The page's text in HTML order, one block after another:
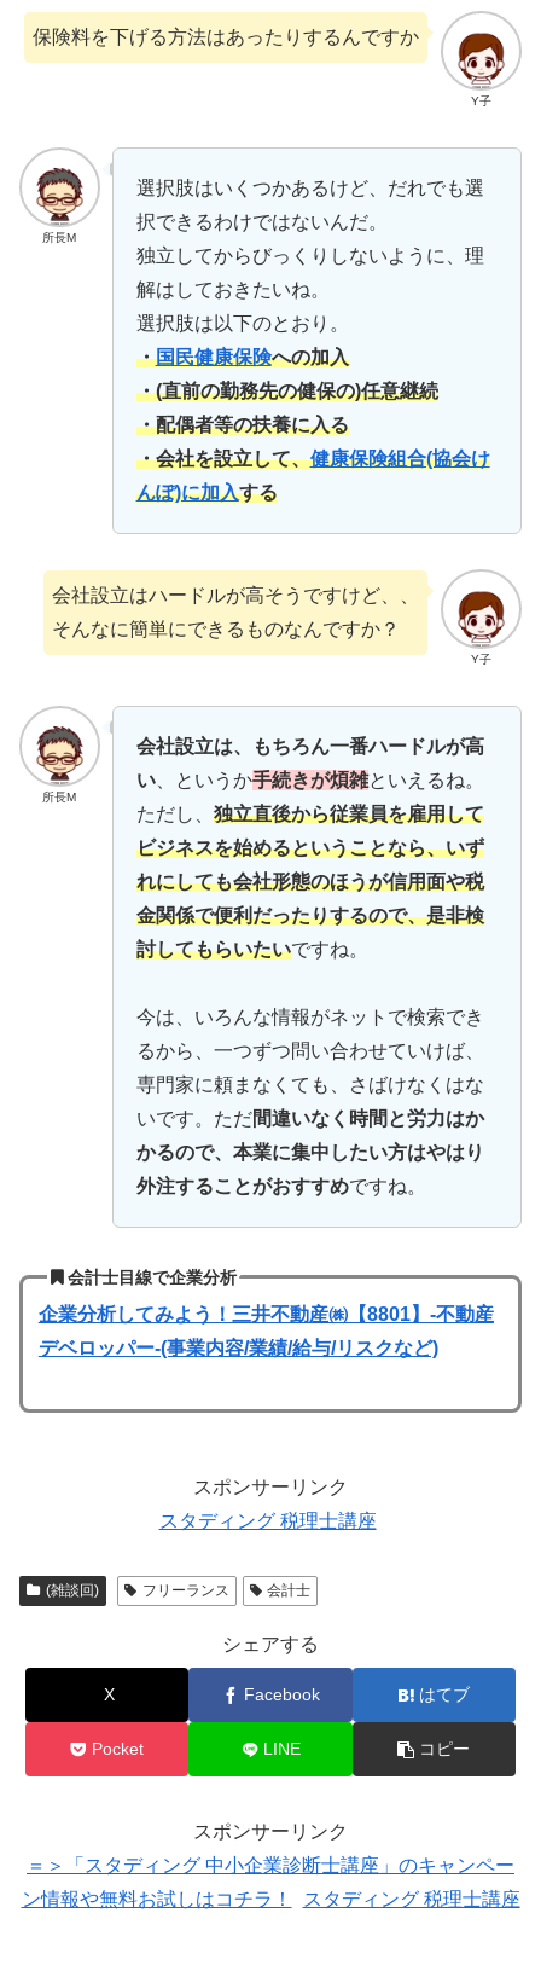
Y子
保険料を下げる方法はあったりするんですか
所長M
選択肢はいくつかあるけど、だれでも選
択できるわけではないんだ。
独立してからびっくりしないように、理
解はしておきたいね。
選択肢は以下のとおり。
・国民健康保険への加入
・(直前の勤務先の健保の)任意継続
・配偶者等の扶養に入る
・会社を設立して、健康保険組合(協会け
んぽ)に加入する
Y子
会社設立はハードルが高そうですけど、、
そんなに簡単にできるものなんですか？
所長M
会社設立は、もちろん一番ハードルが高
い、というか手続きが煩雑といえるね。
ただし、 独立直後から従業員を雇用して
ビジネスを始めるということなら、いず
れにしても会社形態のほうが信用面や税
金関係で便利だったりするので、是非検
討してもらいたいですね。
今は、いろんな情報がネットで検索でき
るから、一つずつ問い合わせていけば、
専門家に頼まなくても、さばけなくはな
いです。ただ間違いなく時間と労力はか
かるので、本業に集中したい方はやはり
外注することがおすすめですね。
会計士目線で企業分析
企業分析してみよう！三井不動産㈱【8801】-不動産
デベロッパー-(事業内容/業績/給与/リスクなど)
スポンサーリンク
スタディング 税理士講座
(雑談回) フリーランス 会計士
シェアする
X Facebook はてブ
Pocket LINE コピー
スポンサーリンク
＝＞「スタディング 中小企業診断士講座」のキャンペー
ン情報や無料お試しはコチラ！
スタディング 税理士講座